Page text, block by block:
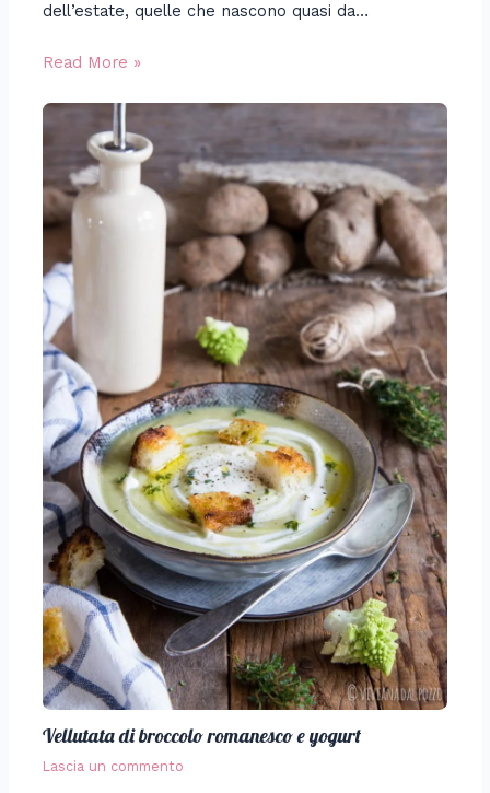
dell’estate, quelle che nascono quasi da…
Read More »
Vellutata di broccolo romanesco e yogurt
Lascia un commento